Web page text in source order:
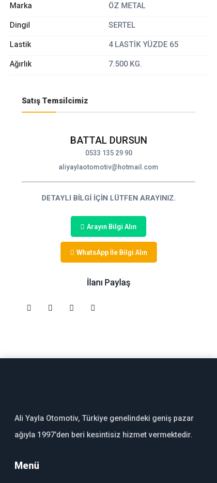
Marka ÖZ METAL
Dingil SERTEL
Lastik 4 LASTİK YÜZDE 65
Ağırlık 7.500 KG.
Satış Temsilcimiz
BATTAL DURSUN
0533 135 29 90
aliyaylaotomotiv@hotmail.com
DETAYLI BİLGİ İÇİN LÜTFEN ARAYINIZ.
Arayın Bilgi Alın
WhatsApp İle Bilgi Alın
İlanı Paylaş
Ali Yayla Otomotiv, Türkiye genelindeki geniş pazar
ağıyla 1997’den beri kesintisiz hizmet vermektedir.
Menü